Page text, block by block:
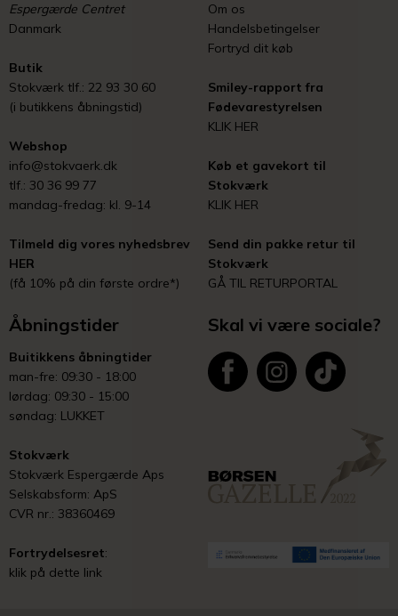
Espergærde Centret
Danmark
Butik
Stokværk tlf.: 22 93 30 60
(i butikkens åbningstid)
Webshop
info@stokvaerk.dk
tlf.: 30 36 99 77
mandag-fredag: kl. 9-14
Tilmeld dig vores nyhedsbrev
HER
(få 10% på din første ordre*)
Om os
Handelsbetingelser
Fortryd dit køb
Smiley-rapport fra
Fødevarestyrelsen
KLIK HER
Køb et gavekort til
Stokværk
KLIK HER
Send din pakke retur til
Stokværk
GÅ TIL RETURPORTAL
Åbningstider
Buitikkens åbningtider
man-fre: 09:30 - 18:00
lørdag: 09:30 - 15:00
søndag: LUKKET
Stokværk
Stokværk Espergærde Aps
Selskabsform: ApS
CVR nr.: 38360469
Fortrydelsesret:
klik på dette link
Skal vi være sociale?